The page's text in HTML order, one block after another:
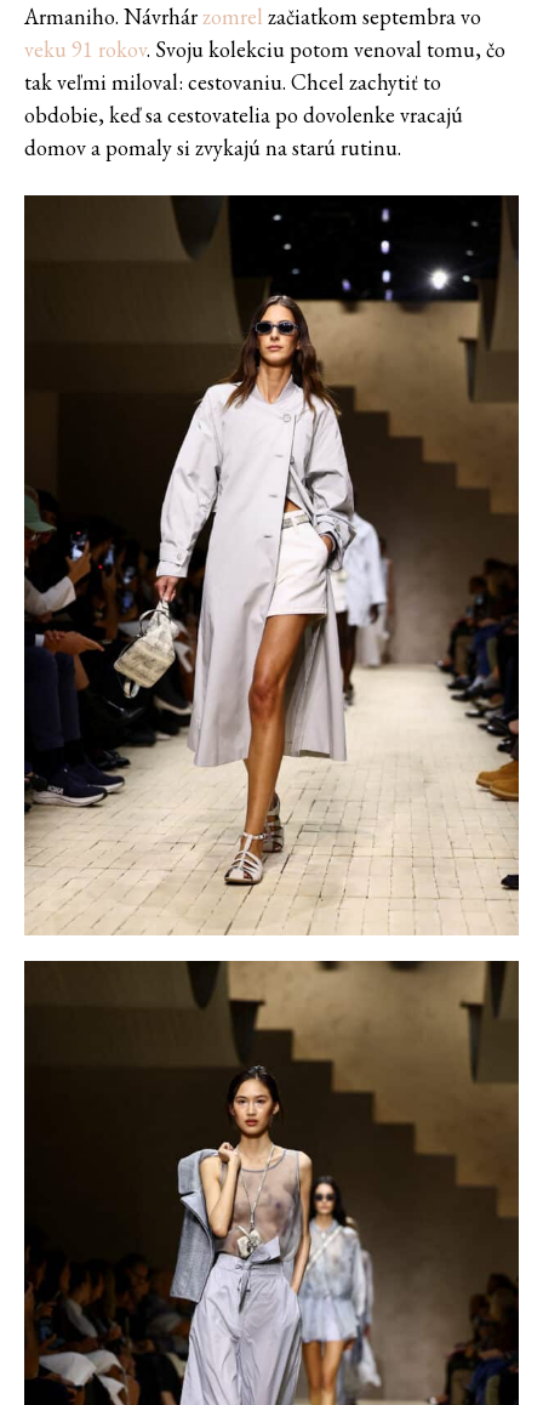
Armaniho. Návrhárzomrel začiatkom septembra vo
veku 91 rokov. Svoju kolekciu potom venoval tomu, čo
tak veľmi miloval: cestovaniu. Chcel zachytiť to
obdobie, keď sa cestovatelia po dovolenke vracajú
domov a pomaly si zvykajú na starú rutinu.